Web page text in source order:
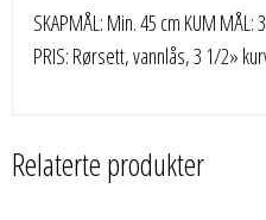
SKAPMÅL: Min. 45 cm KUM MÅL:
PRIS: Rørsett, vannlås, 3 1/2»
Relaterte produkter